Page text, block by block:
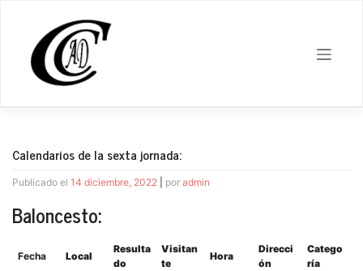
contenido
Calendarios de la sexta jornada:
Publicado el 14 diciembre, 2022 por admin
Baloncesto:
Fecha Local
Resulta
do
Visitan
te
Hora
Direcci
ón
Catego
ría